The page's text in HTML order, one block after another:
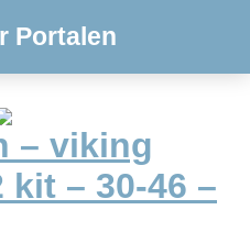
Portalen
– viking
kit – 30-46 –